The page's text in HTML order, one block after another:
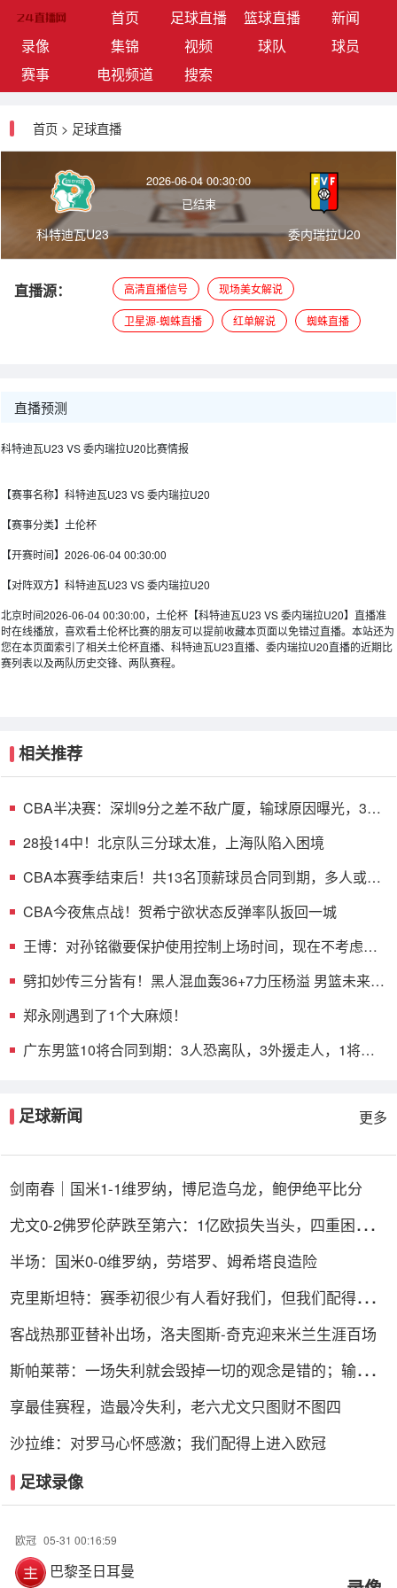
首页(current)足球直播 篮球直播
新闻
录像
集锦 视频 球队
球员
赛事
电视频道 搜索
首页 > 足球直播
科特迪瓦U23
2026-06-04 00:30:00
已结束
委内瑞拉U20
直播源： 高清直播信号 现场美女解说
卫星源-蜘蛛直播 红单解说 蜘蛛直播
直播预测
科特迪瓦U23 VS 委内瑞拉U20比赛情报
【赛事名称】 科特迪瓦U23 VS 委内瑞拉U20
【赛事分类】 土伦杯
【开赛时间】 2026-06-04 00:30:00
【对阵双方】 科特迪瓦U23 VS 委内瑞拉U20
北京时间2026-06-04 00:30:00，土伦杯【科特迪瓦U23 VS 委内瑞拉U20】直播准
时在线播放，喜欢看土伦杯比赛的朋友可以提前收藏本页面以免错过直播。本站还为
您在本页面索引了相关土伦杯直播、科特迪瓦U23直播、委内瑞拉U20直播的近期比
赛列表以及两队历史交锋、两队赛程。
相关推荐
CBA半决赛：深圳9分之差不敌广厦，输球原因曝光，3人
28投14中！北京队三分球太准，上海队陷入困境
CBA本赛季结束后！共13名顶薪球员合同到期，多人或遭
CBA今夜焦点战！贺希宁欲状态反弹率队扳回一城
王博：对孙铭徽要保护使用控制上场时间，现在不考虑总
劈扣妙传三分皆有！黑人混血轰36+7力压杨溢 男篮未来十
郑永刚遇到了1个大麻烦！
广东男篮10将合同到期：3人恐离队，3外援走人，1将或
足球新闻 更多
剑南春｜国米1-1维罗纳，博尼造乌龙，鲍伊绝平比分
尤文0-2佛罗伦萨跌至第六：1亿欧损失当头，四重困局谁
半场：国米0-0维罗纳，劳塔罗、姆希塔良造险
克里斯坦特：赛季初很少有人看好我们，但我们配得上进
客战热那亚替补出场，洛夫图斯-奇克迎来米兰生涯百场
斯帕莱蒂：一场失利就会毁掉一切的观念是错的；输球责
享最佳赛程，造最冷失利，老六尤文只图财不图四
沙拉维：对罗马心怀感激；我们配得上进入欧冠
足球录像
欧冠 05-31 00:16:59
巴黎圣日耳曼